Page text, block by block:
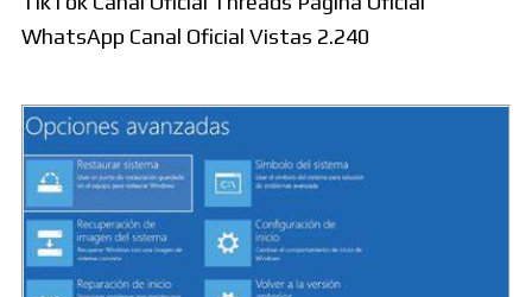
WhatsApp Canal Oficial Vistas 2.240